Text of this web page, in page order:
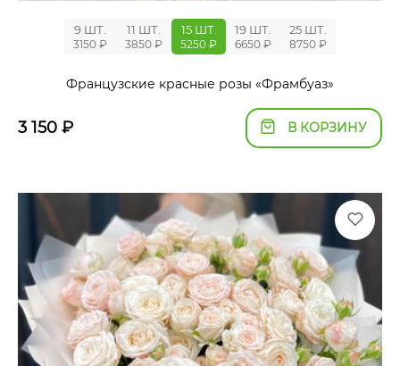
9 ШТ.
3150 ₽
11 ШТ.
3850 ₽
15 ШТ.
5250 ₽
19 ШТ.
6650 ₽
25 ШТ.
8750 ₽
Французские красные розы «Фрамбуаз»
3 150 ₽ В КОРЗИНУ